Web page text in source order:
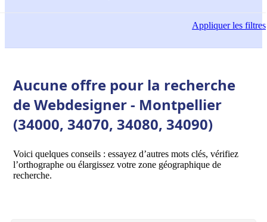
Appliquerles filtres
Aucune offre pour la recherche
de Webdesigner - Montpellier
(34000, 34070, 34080, 34090)
Voici quelques conseils : essayez d’autres mots clés, vérifiez
l’orthographe ou élargissez votre zone géographique de
recherche.